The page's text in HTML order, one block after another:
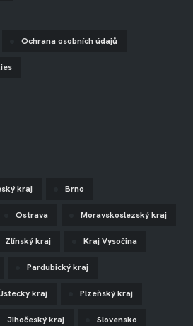
Ochrana osobních údajů
kraj Brno
Ostrava Moravskoslezský kraj
Zlínský kraj Kraj Vysočina
Pardubický kraj
kraj Plzeňský kraj
Jihočeský kraj Slovensko